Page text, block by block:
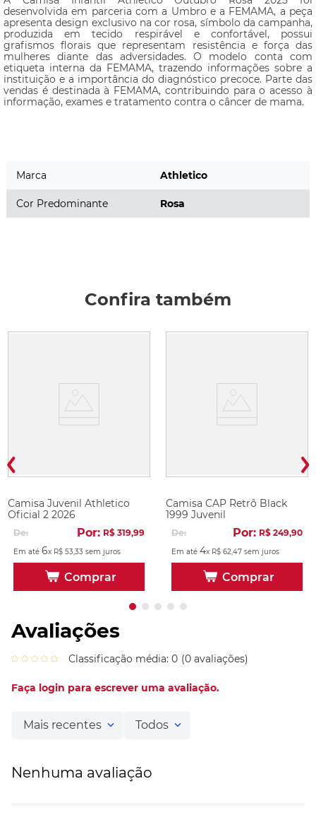
desenvolvida em parceria com a Umbro e a FEMAMA, a peça
apresenta design exclusivo na cor rosa, símbolo da campanha,
produzida em tecido respirável e confortável, possui
grafismos florais que representam resistência e força das
mulheres diante das adversidades. O modelo conta com
etiqueta interna da FEMAMA, trazendo informações sobre a
instituição e a importância do diagnóstico precoce. Parte das
vendas é destinada à FEMAMA, contribuindo para o acesso à
informação, exames e tratamento contra o câncer de mama.
Marca Athletico
Cor Predominante Rosa
Confira também
Camisa Juvenil Athletico
Oficial 2 2026
De: Por: R$ 319,99
Em até 6x R$ 5333 sem juros
Comprar
Camisa CAP Retrô Black
1999 Juvenil
De: Por: R$ 249,90
Em até 4x R$ 62 47 sem juros
Comprar
Avaliações
Classificação média: 0 (0 avaliações)
Faça login para escrever uma avaliação.
Mais recentes Todos
Nenhuma avaliação